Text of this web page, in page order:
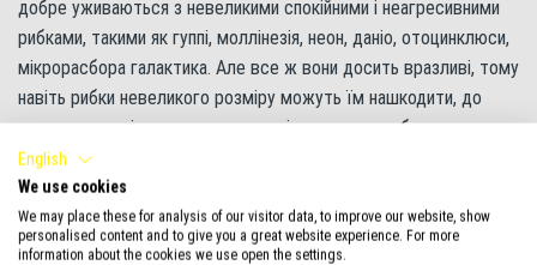
добре уживаються з невеликими спокійними і неагресивними
рибками, такими як гуппі, моллінезія, неон, даніо, отоцинклюси,
мікрорасбора галактика. Але все ж вони досить вразливі, тому
навіть рибки невеликого розміру можуть їм нашкодити, до
того ж, по сусідству з активними і рухливими рибами креветки
вишні відчувають постійний стрес, часто ховаються і можуть
бліднути. Не рекомендується утримувати їх з будь-якими,
навіть карликовими, цихлідами та хижими рибами. Наприклад,
скалярії або боції можуть швидко знищити всіх вишеньок. Хижі
English
We use cookies
We may place these for analysis of our visitor data, to improve our website, show
personalised content and to give you a great website experience. For more
information about the cookies we use open the settings.